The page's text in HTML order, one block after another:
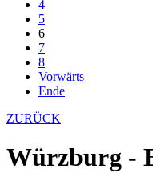
4
5
6
7
8
Vorwärts
Ende
ZURÜCK
Würzburg -